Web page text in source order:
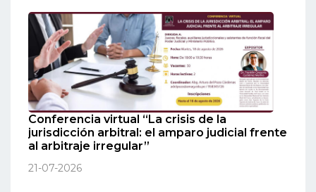
Conferencia virtual “La crisis de la
jurisdicción arbitral: el amparo judicial frente
al arbitraje irregular”
21-07-2026